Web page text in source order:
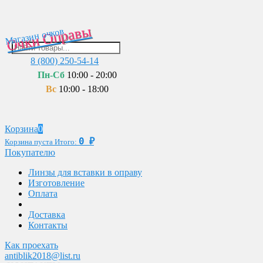
Очки Оправы
Магазин очков
8 (800) 250-54-14
Пн-Сб 10:00 - 20:00
Вс 10:00 - 18:00
Корзина0
Корзина пуста Итого: 0 ₽
Покупателю
Линзы для вставки в оправу
Изготовление
Оплата
Доставка
Контакты
Как проехать
antiblik2018@list.ru